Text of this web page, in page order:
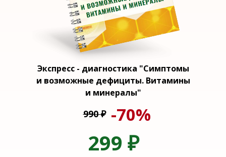
Экспресс - диагностика "Симптомы
и возможные дефициты. Витамины
и минералы"
299 ₽
990₽ -70%